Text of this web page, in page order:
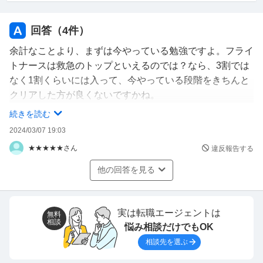
回答（4件）
余計なことより、まずは今やっている勉強ですよ。フライ
トナースは救急のトップといえるのでは？なら、3割では
なく1割くらいには入って、今やっている段階をきちんと
クリアした方が良くないですかね。
あとは、救急系の受講取得や救急救命サークルとか。
続きを読む
2024/03/07 19:03
★★★★★さん 違反報告する
他の回答を見る
無料
相談
実は転職エージェントは
悩み相談だけでもOK
相談先を選ぶ